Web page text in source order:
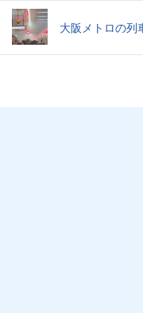
大阪メトロの列